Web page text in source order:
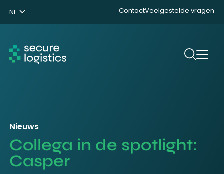
NL
ENG
DE
ContactVeelgestelde vragen
Nieuws
Collega in de spotlight:
Casper